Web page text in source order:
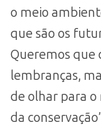
o meio
que são os
Queremos que
lembranças,
de olhar para o
da